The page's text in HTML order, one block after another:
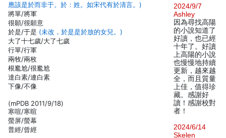
應該是於而非于。於：姓。如宋代有於清言。)
將單/將軍
很願/很願意
於是/于是 (未改，於是是於放的女兒。)
大了十七歲/大了七歲
行單/行軍
兩牧/兩枚
根尷尬/很尷尬
達白素/連白素
下像/不像
(mPDB 2011/9/18)
寒喧/寒暄
螢屏/螢幕
普經/曾經
2024/9/7
Ashley
因為尋找高陽
的小說知道了
好讀，也已經
十年了。好讀
上高陽的小說
也慢慢地持續
更新，越來越
全，而且質量
上佳，值得珍
藏。感謝好
讀！感謝校對
者！
2024/6/14
Skelen